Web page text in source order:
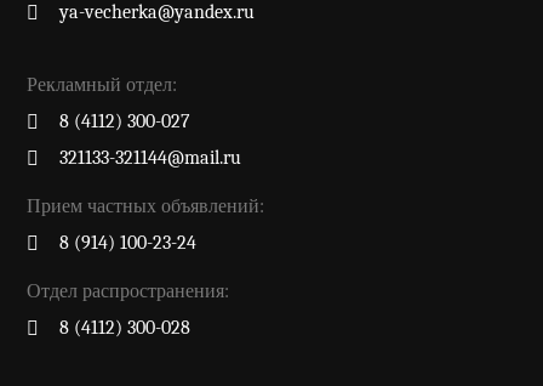
ya-vecherka@yandex.ru
Рекламный отдел:
8 (4112) 300-027
321133-321144@mail.ru
Прием частных объявлений:
8 (914) 100-23-24
Отдел распространения:
8 (4112) 300-028